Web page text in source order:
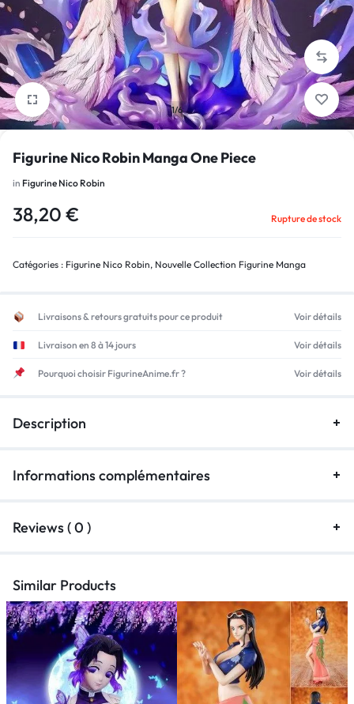
1/6
Figurine Nico Robin Manga One Piece
in Figurine Nico Robin
38,20 € Rupture de stock
Catégories : Figurine Nico Robin, Nouvelle Collection Figurine Manga
Livraisons & retours gratuits pour ce produit Voir détails
Livraison en 8 à 14 jours Voir détails
Pourquoi choisir FigurineAnime.fr ? Voir détails
Description
Informations complémentaires
Reviews ( 0 )
Similar Products